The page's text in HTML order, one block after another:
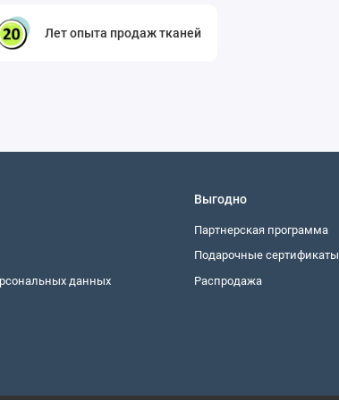
от 1 метра, что удобно для небольших
для одежды и мебели с доставкой по
Лет опыта продаж тканей
данных
Выгодно
Партнерская программа
Подарочные сертификаты
Распродажа